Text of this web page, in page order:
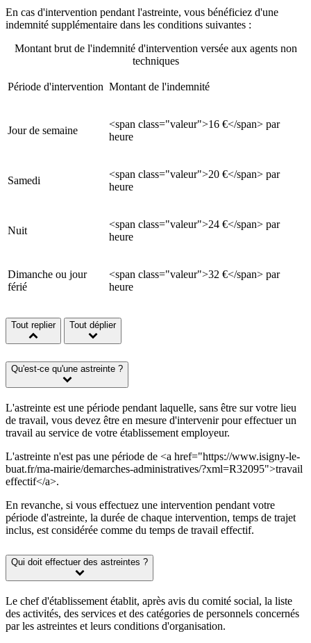
En cas d'intervention pendant l'astreinte, vous bénéficiez d'une
indemnité supplémentaire dans les conditions suivantes :
Montant brut de l'indemnité d'intervention versée aux agents non
techniques
Période d'intervention Montant de l'indemnité
Jour de semaine
<span class="valeur">16 €</span> par
heure
Samedi
<span class="valeur">20 €</span> par
heure
Nuit
<span class="valeur">24 €</span> par
heure
Dimanche ou jour
férié
<span class="valeur">32 €</span> par
heure
Tout replier Tout déplier
Qu'est-ce qu'une astreinte ?
L'astreinte est une période pendant laquelle, sans être sur votre lieu
de travail, vous devez être en mesure d'intervenir pour effectuer un
travail au service de votre établissement employeur.
L'astreinte n'est pas une période de <a href="https://www.isigny-le-
buat.fr/ma-mairie/demarches-administratives/?xml=R32095">travail
effectif</a>.
En revanche, si vous effectuez une intervention pendant votre
période d'astreinte, la durée de chaque intervention, temps de trajet
inclus, est considérée comme du temps de travail effectif.
Qui doit effectuer des astreintes ?
Le chef d'établissement établit, après avis du comité social, la liste
des activités, des services et des catégories de personnels concernés
par les astreintes et leurs conditions d'organisation.